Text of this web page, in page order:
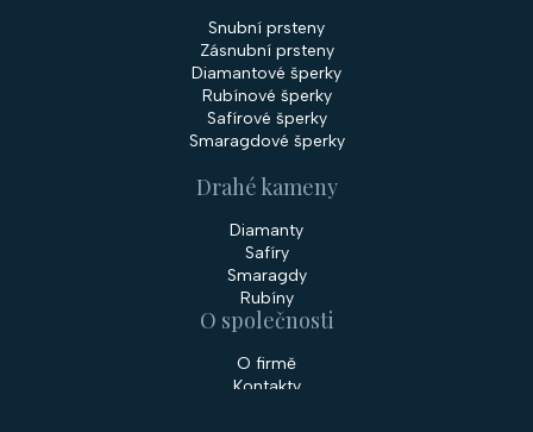
Snubní prsteny
Zásnubní prsteny
Diamantové šperky
Rubínové šperky
Safírové šperky
Smaragdové šperky
Drahé kameny
Diamanty
Safíry
Smaragdy
Rubíny
O společnosti
O firmě
Kontakty